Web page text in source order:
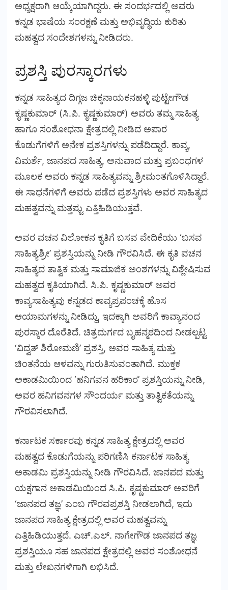
ಅಧ್ಯಕ್ಷರಾಗಿ ಆಯ್ಕೆಯಾಗಿದ್ದರು. ಈ ಸಂದರ್ಭದಲ್ಲಿ ಅವರು
ಕನ್ನಡ ಭಾಷೆಯ ಸಂರಕ್ಷಣೆ ಮತ್ತು ಅಭಿವೃದ್ಧಿಯ ಕುರಿತು
ಮಹತ್ವದ ಸಂದೇಶಗಳನ್ನು ನೀಡಿದರು.
ಪ್ರಶಸ್ತಿ ಪುರಸ್ಕಾರಗಳು
ಕನ್ನಡ ಸಾಹಿತ್ಯದ ದಿಗ್ಗಜ ಚಿಕ್ಕನಾಯಕನಹಳ್ಳಿ ಪುಟ್ಟೇಗೌಡ
ಕೃಷ್ಣಕುಮಾರ್ (ಸಿ.ಪಿ. ಕೃಷ್ಣಕುಮಾರ್) ಅವರು ತಮ್ಮ ಸಾಹಿತ್ಯ
ಹಾಗೂ ಸಂಶೋಧನಾ ಕ್ಷೇತ್ರದಲ್ಲಿ ನೀಡಿದ ಅಪಾರ
ಕೊಡುಗೆಗಳಿಗೆ ಅನೇಕ ಪ್ರಶಸ್ತಿಗಳನ್ನು ಪಡೆದಿದ್ದಾರೆ. ಕಾವ್ಯ,
ವಿಮರ್ಶೆ, ಜಾನಪದ ಸಾಹಿತ್ಯ, ಅನುವಾದ ಮತ್ತು ಪ್ರಬಂಧಗಳ
ಮೂಲಕ ಅವರು ಕನ್ನಡ ಸಾಹಿತ್ಯವನ್ನು ಶ್ರೀಮಂತಗೊಳಿಸಿದ್ದಾರೆ.
ಈ ಸಾಧನೆಗಳಿಗೆ ಅವರು ಪಡೆದ ಪ್ರಶಸ್ತಿಗಳು ಅವರ ಸಾಹಿತ್ಯದ
ಮಹತ್ವವನ್ನು ಮತ್ತಷ್ಟು ಎತ್ತಿಹಿಡಿಯುತ್ತವೆ.
ಅವರ ವಚನ ವಿಲೋಕನ ಕೃತಿಗೆ ಬಸವ ವೇದಿಕೆಯು ‘ಬಸವ
ಸಾಹಿತ್ಯಶ್ರೀ’ ಪ್ರಶಸ್ತಿಯನ್ನು ನೀಡಿ ಗೌರವಿಸಿದೆ. ಈ ಕೃತಿ ವಚನ
ಸಾಹಿತ್ಯದ ತಾತ್ವಿಕ ಮತ್ತು ಸಾಮಾಜಿಕ ಅಂಶಗಳನ್ನು ವಿಶ್ಲೇಷಿಸುವ
ಮಹತ್ವದ ಕೃತಿಯಾಗಿದೆ. ಸಿ.ಪಿ. ಕೃಷ್ಣಕುಮಾರ್ ಅವರ
ಕಾವ್ಯಸಾಹಿತ್ಯವು ಕನ್ನಡದ ಕಾವ್ಯಪ್ರಪಂಚಕ್ಕೆ ಹೊಸ
ಆಯಾಮಗಳನ್ನು ನೀಡಿದ್ದು, ಇದಕ್ಕಾಗಿ ಅವರಿಗೆ ಕಾವ್ಯಾನಂದ
ಪುರಸ್ಕಾರ ದೊರೆತಿದೆ. ಚಿತ್ರದುರ್ಗದ ಬೃಹನ್ಮಠದಿಂದ ನೀಡಲ್ಪಟ್ಟ
‘ವಿದ್ವತ್‌ ಶಿರೋಮಣಿ’ ಪ್ರಶಸ್ತಿ, ಅವರ ಸಾಹಿತ್ಯ ಮತ್ತು
ಚಿಂತನೆಯ ಆಳವನ್ನು ಗುರುತಿಸುವಂತಾಗಿದೆ. ಮುಕ್ತಕ
ಅಕಾಡಮಿಯಿಂದ ‘ಹನಿಗವನ ಹರಿಕಾರ’ ಪ್ರಶಸ್ತಿಯನ್ನು ನೀಡಿ,
ಅವರ ಹನಿಗವನಗಳ ಸೌಂದರ್ಯ ಮತ್ತು ತಾತ್ವಿಕತೆಯನ್ನು
ಗೌರವಿಸಲಾಗಿದೆ.
ಕರ್ನಾಟಕ ಸರ್ಕಾರವು ಕನ್ನಡ ಸಾಹಿತ್ಯ ಕ್ಷೇತ್ರದಲ್ಲಿ ಅವರ
ಮಹತ್ವದ ಕೊಡುಗೆಯನ್ನು ಪರಿಗಣಿಸಿ ಕರ್ನಾಟಕ ಸಾಹಿತ್ಯ
ಅಕಾಡಮಿ ಪ್ರಶಸ್ತಿಯನ್ನು ನೀಡಿ ಗೌರವಿಸಿದೆ. ಜಾನಪದ ಮತ್ತು
ಯಕ್ಷಗಾನ ಅಕಾಡಮಿಯಿಂದ ಸಿ.ಪಿ. ಕೃಷ್ಣಕುಮಾರ್ ಅವರಿಗೆ
‘ಜಾನಪದ ತಜ್ಞ’ ಎಂಬ ಗೌರವಪ್ರಶಸ್ತಿ ನೀಡಲಾಗಿದೆ, ಇದು
ಜಾನಪದ ಸಾಹಿತ್ಯ ಕ್ಷೇತ್ರದಲ್ಲಿ ಅವರ ಮಹತ್ವವನ್ನು
ಎತ್ತಿಹಿಡಿಯುತ್ತದೆ. ಎಚ್‌.ಎಲ್‌. ನಾಗೇಗೌಡ ಜಾನಪದ ತಜ್ಞ
ಪ್ರಶಸ್ತಿಯೂ ಸಹ ಜಾನಪದ ಕ್ಷೇತ್ರದಲ್ಲಿ ಅವರ ಸಂಶೋಧನೆ
ಮತ್ತು ಲೇಖನಗಳಿಗಾಗಿ ಲಭಿಸಿದೆ.